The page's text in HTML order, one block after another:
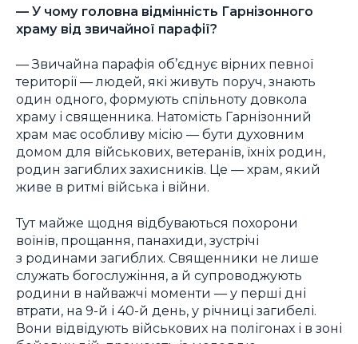
— У чому головна відмінність Гарнізонного
храму від звичайної парафії?
— Звичайна парафія об’єднує вірних певної
території — людей, які живуть поруч, знають
один одного, формують спільноту довкола
храму і священника. Натомість Гарнізонний
храм має особливу місію — бути духовним
домом для військових, ветеранів, їхніх родин,
родин загиблих захисників. Це — храм, який
живе в ритмі війська і війни.
Тут майже щодня відбуваються похорони
воїнів, прощання, панахиди, зустрічі
з родинами загиблих. Священники не лише
служать богослужіння, а й супроводжують
родини в найважчі моменти — у перші дні
втрати, на 9-й і 40-й день, у річниці загибелі.
Вони відвідують військових на полігонах і в зоні